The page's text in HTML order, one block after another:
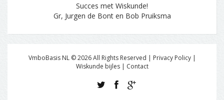
Succes met Wiskunde!
Gr, Jurgen de Bont en Bob Pruiksma
VmboBasis NL ©2026All Rights Reserved | Privacy Policy |
Wiskunde bijles| Contact